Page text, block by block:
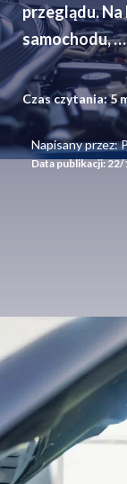
przeglądu.
samochodu, …
Czas czytania:5
Napisany przez:
Data publikacji:22/